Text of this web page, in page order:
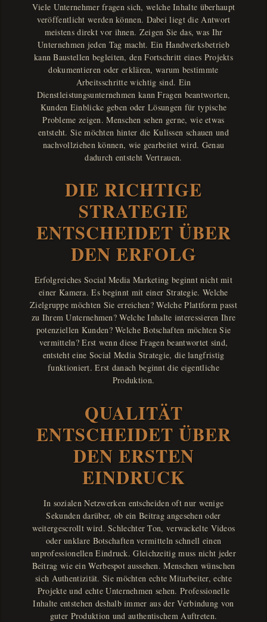
Viele Unternehmer fragen sich, welche Inhalte überhaupt
veröffentlicht werden können. Dabei liegt die Antwort
meistens direkt vor ihnen. Zeigen Sie das, was Ihr
Unternehmen jeden Tag macht. Ein Handwerksbetrieb
kann Baustellen begleiten, den Fortschritt eines Projekts
dokumentieren oder erklären, warum bestimmte
Arbeitsschritte wichtig sind. Ein
Dienstleistungsunternehmen kann Fragen beantworten,
Kunden Einblicke geben oder Lösungen für typische
Probleme zeigen. Menschen sehen gerne, wie etwas
entsteht. Sie möchten hinter die Kulissen schauen und
nachvollziehen können, wie gearbeitet wird. Genau
dadurch entsteht Vertrauen.
DIE RICHTIGE
STRATEGIE
ENTSCHEIDET ÜBER
DEN ERFOLG
Erfolgreiches Social Media Marketing beginnt nicht mit
einer Kamera. Es beginnt mit einer Strategie. Welche
Zielgruppe möchten Sie erreichen? Welche Plattform passt
zu Ihrem Unternehmen? Welche Inhalte interessieren Ihre
potenziellen Kunden? Welche Botschaften möchten Sie
vermitteln? Erst wenn diese Fragen beantwortet sind,
entsteht eine Social Media Strategie, die langfristig
funktioniert. Erst danach beginnt die eigentliche
Produktion.
QUALITÄT
ENTSCHEIDET ÜBER
DEN ERSTEN
EINDRUCK
In sozialen Netzwerken entscheiden oft nur wenige
Sekunden darüber, ob ein Beitrag angesehen oder
weitergescrollt wird. Schlechter Ton, verwackelte Videos
oder unklare Botschaften vermitteln schnell einen
unprofessionellen Eindruck. Gleichzeitig muss nicht jeder
Beitrag wie ein Werbespot aussehen. Menschen wünschen
sich Authentizität. Sie möchten echte Mitarbeiter, echte
Projekte und echte Unternehmen sehen. Professionelle
Inhalte entstehen deshalb immer aus der Verbindung von
guter Produktion und authentischem Auftreten.